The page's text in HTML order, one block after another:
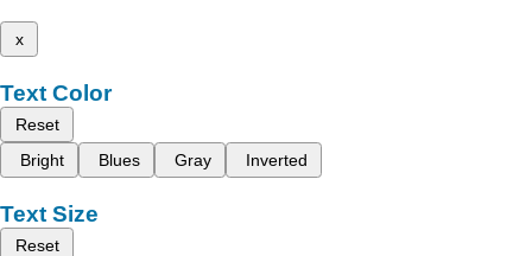
x
Text Color
Reset
Bright
Blues Gray Inverted
Text Size
Reset